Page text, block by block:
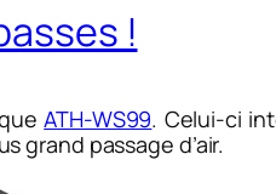
!
ATH-WS99. Celui-ci
grand passage d’air.